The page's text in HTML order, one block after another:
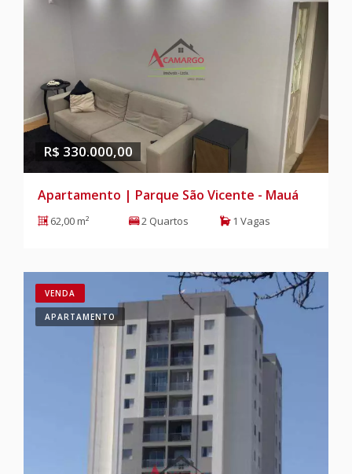
R$ 330.000,00
Apartamento | Parque São Vicente - Mauá
62,00 m² 2 Quartos 1 Vagas
VENDA
APARTAMENTO